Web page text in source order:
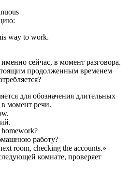
way to work.
сейчас, в момент разговора.
продолженным временем
для обозначения длительных
момент речи.
работу?
room, checking the accounts.»
комнате, проверяет